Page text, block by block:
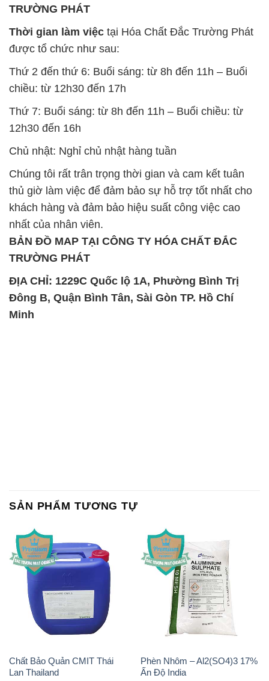
TRƯỜNG PHÁT
Thời gian làm việc tại Hóa Chất Đắc Trường Phát
được tổ chức như sau:
Thứ 2 đến thứ 6: Buổi sáng: từ 8h đến 11h – Buổi
chiều: từ 12h30 đến 17h
Thứ 7: Buổi sáng: từ 8h đến 11h – Buổi chiều: từ
12h30 đến 16h
Chủ nhật: Nghỉ chủ nhật hàng tuần
Chúng tôi rất trân trọng thời gian và cam kết tuân
thủ giờ làm việc để đảm bảo sự hỗ trợ tốt nhất cho
khách hàng và đảm bảo hiệu suất công việc cao
nhất của nhân viên.
BẢN ĐỒ MAP TẠI CÔNG TY HÓA CHẤT ĐẮC
TRƯỜNG PHÁT
ĐỊA CHỈ: 1229C Quốc lộ 1A, Phường Bình Trị
Đông B, Quận Bình Tân, Sài Gòn TP. Hồ Chí
Minh
SẢN PHẨM TƯƠNG TỰ
Chất Bảo Quản CMIT Thái
Lan Thailand
Phèn Nhôm – Al2(SO4)3 17%
Ấn Độ India